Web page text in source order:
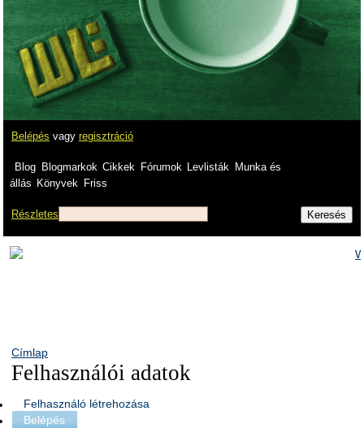
Belépés vagy regisztráció
Blog Blogmarkok Cikkek Fórumok Levlisták
Munka és
állás Könyvek Friss
Részletes
Címlap
Felhasználói adatok
Felhasználó létrehozása
Belépés